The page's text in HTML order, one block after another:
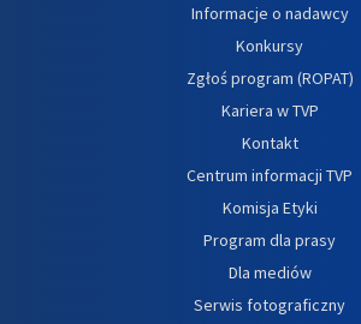
Informacje o nadawcy
Konkursy
Zgłoś program (ROPAT)
Kariera w TVP
Kontakt
Centrum informacji TVP
Komisja Etyki
Program dla prasy
Dla mediów
Serwis fotograficzny